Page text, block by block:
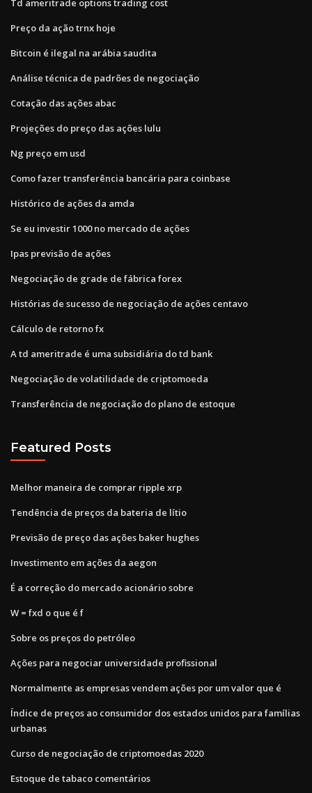
Td ameritrade options trading cost
Preço da ação trnx hoje
Bitcoin é ilegal na arábia saudita
Análise técnica de padrões de negociação
Cotação das ações abac
Projeções do preço das ações lulu
Ng preço em usd
Como fazer transferência bancária para coinbase
Histórico de ações da amda
Se eu investir 1000 no mercado de ações
Ipas previsão de ações
Negociação de grade de fábrica forex
Histórias de sucesso de negociação de ações centavo
Cálculo de retorno fx
A td ameritrade é uma subsidiária do td bank
Negociação de volatilidade de criptomoeda
Transferência de negociação do plano de estoque
Featured Posts
Melhor maneira de comprar ripple xrp
Tendência de preços da bateria de lítio
Previsão de preço das ações baker hughes
Investimento em ações da aegon
É a correção do mercado acionário sobre
W = fxd o que é f
Sobre os preços do petróleo
Ações para negociar universidade profissional
Normalmente as empresas vendem ações por um valor que é
Índice de preços ao consumidor dos estados unidos para famílias
urbanas
Curso de negociação de criptomoedas 2020
Estoque de tabaco comentários